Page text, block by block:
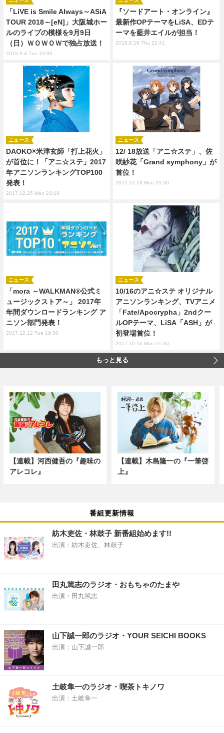
「LiVE is Smile Always～ASiA
TOUR 2018～[eN]」大阪城ホー
ルのライブの模様を9月9日
（日）ＷＯＷＯＷで独占放送！
2018.9.4 Tue 19:00
『ソードアート・オンライン』
最新作OPテーマをLiSA、EDテ
ーマを藍井エイルが担当！
2018.8.16 Thu 22:41
DAOKO×米津玄師「打上花火」
が首位に！「アニ☆ステ」2017
年アニソンランキングTOP100
発表！
ニュース
2017.12.25 Mon 23:19
12/ 18放送「アニ☆ステ」、佐
咲紗花「Grand symphony」が
首位！
ニュース
2017.12.18 Mon 20:30
「mora ～WALKMAN®公式ミ
ュージックストア～」 2017年
年間ダウンロードランキング ア
ニソン部門発表！
ニュース
2017.12.12 Tue 19:30
10/16のアニ☆ステ オリジナル
アニソンランキング、TVアニメ
「Fate/Apocrypha」2ndクー
ルOPテーマ、LiSA「ASH」が
初登場首位！
ニュース
2017.10.16 Mon 21:30
もっと見る
【連載】河西健吾の『趣味の
アレコレ』
【連載】木島隆一の『一筆啓
上』
番組更新情報
紡木吏佐・林鼓子 新番組始めます!!
出演：紡木吏佐、林鼓子
田丸篤志のラジオ・おもちゃのたまや
出演：田丸篤志
山下誠一郎のラジオ・YOUR SEICHI BOOKS
出演：山下誠一郎
土岐隼一のラジオ・喫茶トキノワ
出演：土岐隼一